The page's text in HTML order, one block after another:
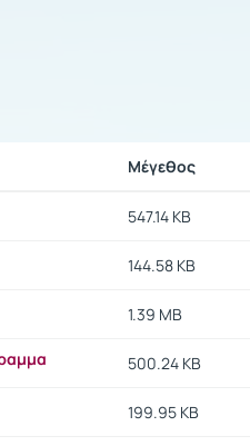
Μέγεθος
547.14 KB
144.58 KB
1.39 MB
500.24 KB
199.95 KB